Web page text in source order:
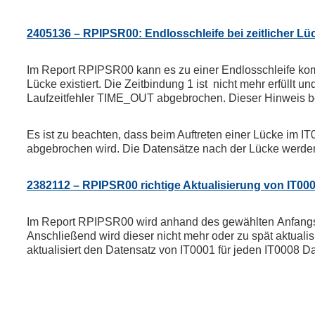
2405136 – RPIPSR00: Endlosschleife bei zeitlicher
Im Report RPIPSR00 kann es zu einer Endlosschleife
Lücke existiert. Die Zeitbindung 1 ist nicht mehr erfüllt
Laufzeitfehler TIME_OUT abgebrochen. Dieser Hinweis
Es ist zu beachten, dass beim Auftreten einer Lücke im
abgebrochen wird. Die Datensätze nach der Lücke
2382112 – RPIPSR00 richtige Aktualisierung von
Im Report RPIPSR00 wird anhand des gewählten
Anschließend wird dieser nicht mehr oder zu spät
aktualisiert den Datensatz von IT0001 für jeden IT0008